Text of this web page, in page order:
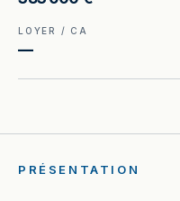
LOYER / CA
—
PRÉSENTATION